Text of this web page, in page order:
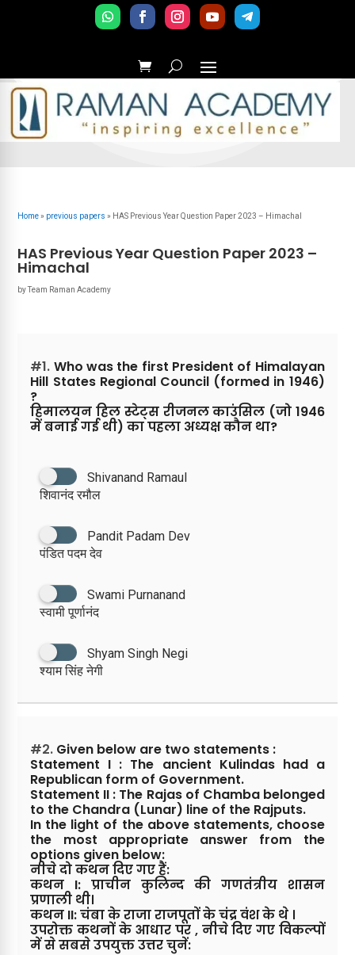
Home» previous papers » HAS Previous Year Question Paper 2023 – Himachal
HAS Previous Year Question Paper 2023 –
Himachal
byTeam Raman Academy
#1. Who was the first President of Himalayan
Hill States Regional Council (formed in 1946)
?
हिमालयन हिल स्टेट्स रीजनल काउंसिल (जो 1946
में बनाई गई थी) का पहला अध्यक्ष कौन था?
Shivanand Ramaul
शिवानंद रमौल
Pandit Padam Dev
पंडित पदम देव
Swami Purnanand
स्वामी पूर्णानंद
Shyam Singh Negi
श्याम सिंह नेगी
#2. Given below are two statements :
Statement I : The ancient Kulindas had a
Republican form of Government.
Statement II : The Rajas of Chamba belonged
to the Chandra (Lunar) line of the Rajputs.
In the light of the above statements, choose
the most appropriate answer from the
options given below:
नीचे दो कथन दिए गए हैं:
कथन I: प्राचीन कुलिन्द की गणतंत्रीय शासन
प्रणाली थी।
कथन II: चंबा के राजा राजपूतों के चंद्र वंश के थे ।
उपरोक्त कथनों के आधार पर , नीचे दिए गए विकल्पों
में से सबसे उपयुक्त उत्तर चुनें: